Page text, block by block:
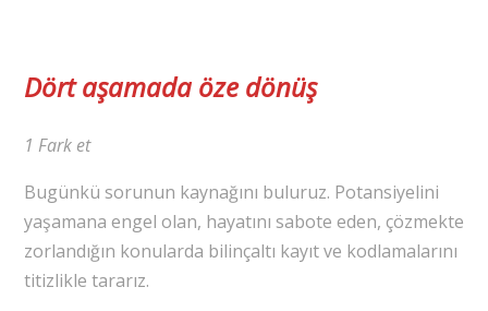
Dört aşamada öze dönüş
1 Fark et
Bugünkü sorunun kaynağını buluruz. Potansiyelini
yaşamana engel olan, hayatını sabote eden, çözmekte
zorlandığın konularda bilinçaltı kayıt ve kodlamalarını
titizlikle tararız.